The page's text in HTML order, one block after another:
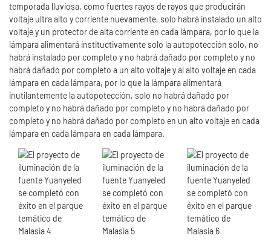
temporada lluviosa, como fuertes rayos de rayos que producirán
voltaje ultra alto y corriente nuevamente, solo habrá instalado un alto
voltaje y un protector de alta corriente en cada lámpara, por lo que la
lámpara alimentará instituctivamente solo la autopotección solo, no
habrá instalado por completo y no habrá dañado por completo y no
habrá dañado por completo a un alto voltaje y al alto voltaje en cada
lámpara en cada lámpara, por lo que la lámpara alimentará
inutilantemente la autopotección, solo no habrá dañado por
completo y no habrá dañado por completo y no habrá dañado por
completo y no habrá dañado por completo en un alto voltaje en cada
lámpara en cada lámpara en cada lámpara.